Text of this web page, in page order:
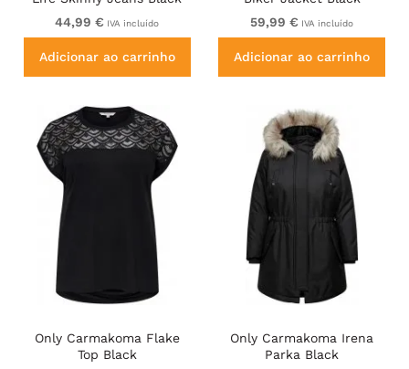
44,99 € IVA incluído
Adicionar ao carrinho
59,99 € IVA incluído
Adicionar ao carrinho
Only Carmakoma Flake
Top Black
Only Carmakoma Irena
Parka Black